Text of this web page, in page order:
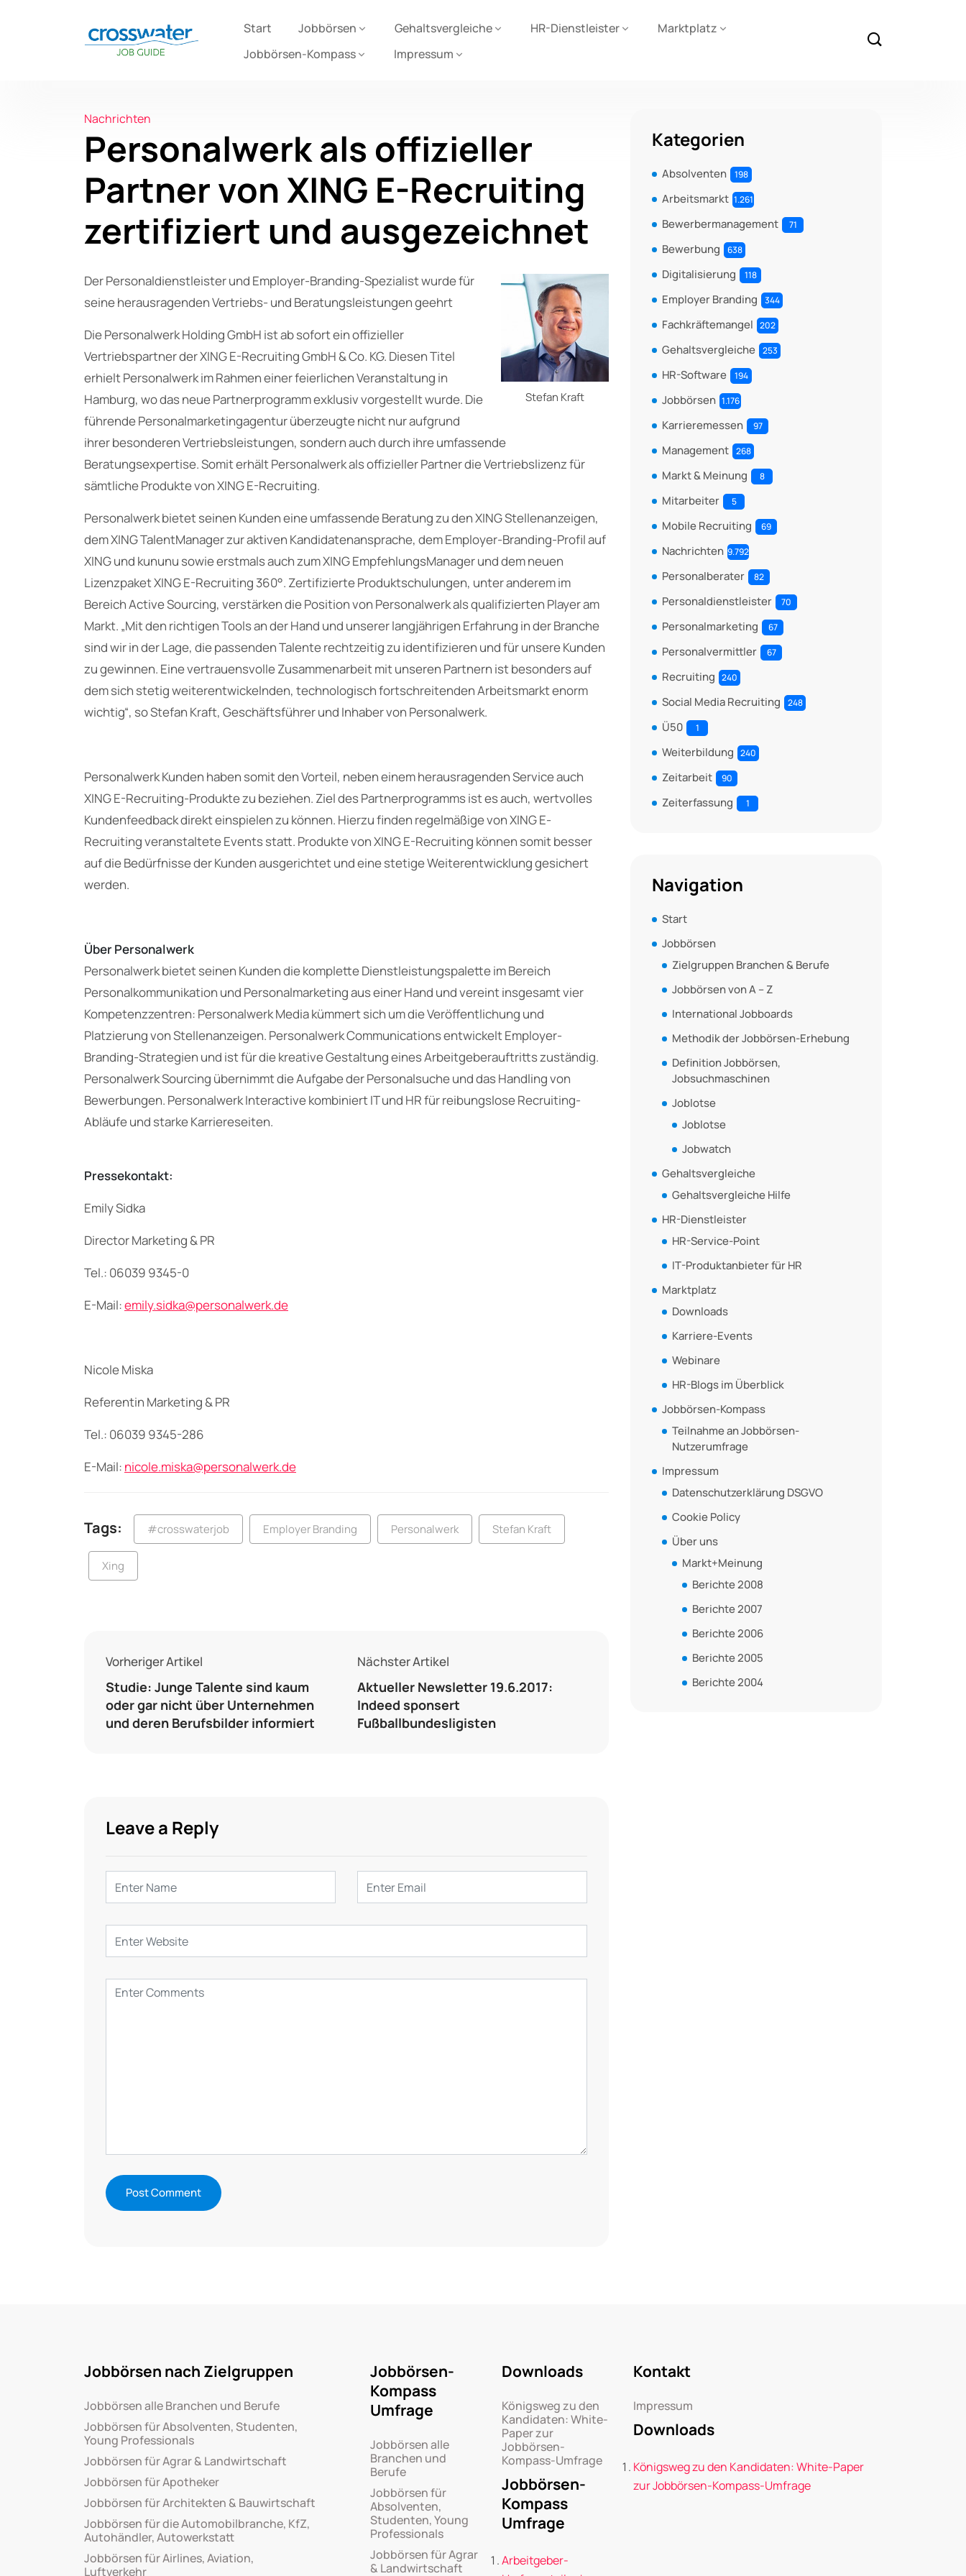
Start Jobbörsen Gehaltsvergleiche HR-Dienstleister
Marktplatz
Jobbörsen-Kompass
Impressum
Nachrichten
Personalwerk als offizieller
Partner von XING E-Recruiting
zertifiziert und ausgezeichnet
Stefan Kraft
Der Personaldienstleister und Employer-Branding-Spezialist wurde für
seine herausragenden Vertriebs- und Beratungsleistungen geehrt
Die Personalwerk Holding GmbH ist ab sofort ein offizieller
Vertriebspartner der XING E-Recruiting GmbH & Co. KG. Diesen Titel
erhielt Personalwerk im Rahmen einer feierlichen Veranstaltung in
Hamburg, wo das neue Partnerprogramm exklusiv vorgestellt wurde. Die
führende Personalmarketingagentur überzeugte nicht nur aufgrund
ihrer besonderen Vertriebsleistungen, sondern auch durch ihre umfassende
Beratungsexpertise. Somit erhält Personalwerk als offizieller Partner die Vertriebslizenz für
sämtliche Produkte von XING E-Recruiting.
Personalwerk bietet seinen Kunden eine umfassende Beratung zu den XING Stellenanzeigen,
dem XING TalentManager zur aktiven Kandidatenansprache, dem Employer-Branding-Profil auf
XING und kununu sowie erstmals auch zum XING EmpfehlungsManager und dem neuen
Lizenzpaket XING E-Recruiting 360°. Zertifizierte Produktschulungen, unter anderem im
Bereich Active Sourcing, verstärken die Position von Personalwerk als qualifizierten Player am
Markt. „Mit den richtigen Tools an der Hand und unserer langjährigen Erfahrung in der Branche
sind wir in der Lage, die passenden Talente rechtzeitig zu identifizieren und für unsere Kunden
zu gewinnen. Eine vertrauensvolle Zusammenarbeit mit unseren Partnern ist besonders auf
dem sich stetig weiterentwickelnden, technologisch fortschreitenden Arbeitsmarkt enorm
wichtig“, so Stefan Kraft, Geschäftsführer und Inhaber von Personalwerk.
Personalwerk Kunden haben somit den Vorteil, neben einem herausragenden Service auch
XING E-Recruiting-Produkte zu beziehen. Ziel des Partnerprogramms ist es auch, wertvolles
Kundenfeedback direkt einspielen zu können. Hierzu finden regelmäßige von XING E-
Recruiting veranstaltete Events statt. Produkte von XING E-Recruiting können somit besser
auf die Bedürfnisse der Kunden ausgerichtet und eine stetige Weiterentwicklung gesichert
werden.
Über Personalwerk
Personalwerk bietet seinen Kunden die komplette Dienstleistungspalette im Bereich
Personalkommunikation und Personalmarketing aus einer Hand und vereint insgesamt vier
Kompetenzzentren: Personalwerk Media kümmert sich um die Veröffentlichung und
Platzierung von Stellenanzeigen. Personalwerk Communications entwickelt Employer-
Branding-Strategien und ist für die kreative Gestaltung eines Arbeitgeberauftritts zuständig.
Personalwerk Sourcing übernimmt die Aufgabe der Personalsuche und das Handling von
Bewerbungen. Personalwerk Interactive kombiniert IT und HR für reibungslose Recruiting-
Abläufe und starke Karriereseiten.
Pressekontakt:
Emily Sidka
Director Marketing & PR
Tel.: 06039 9345-0
E-Mail:emily.sidka@personalwerk.de
Nicole Miska
Referentin Marketing & PR
Tel.: 06039 9345-286
E-Mail: nicole.miska@personalwerk.de
Tags: #crosswaterjob Employer Branding Personalwerk Stefan Kraft
Xing
Vorheriger Artikel
Studie: Junge Talente sind kaum
oder gar nicht über Unternehmen
und deren Berufsbilder informiert
Nächster Artikel
Aktueller Newsletter 19.6.2017:
Indeed sponsert
Fußballbundesligisten
Leave a Reply
Kategorien
Absolventen 198
Arbeitsmarkt 1.261
Bewerbermanagement 71
Bewerbung 638
Digitalisierung 118
Employer Branding 344
Fachkräftemangel 202
Gehaltsvergleiche 253
HR-Software 194
Jobbörsen 1.176
Karrieremessen 97
Management 268
Markt & Meinung 8
Mitarbeiter 5
Mobile Recruiting 69
Nachrichten 9.792
Personalberater 82
Personaldienstleister 70
Personalmarketing 67
Personalvermittler 67
Recruiting 240
Social Media Recruiting 248
Ü50 1
Weiterbildung 240
Zeitarbeit 90
Zeiterfassung 1
Navigation
Start
Jobbörsen
Zielgruppen Branchen & Berufe
Jobbörsen von A – Z
International Jobboards
Methodik der Jobbörsen-Erhebung
Definition Jobbörsen,
Jobsuchmaschinen
Joblotse
Joblotse
Jobwatch
Gehaltsvergleiche
Gehaltsvergleiche Hilfe
HR-Dienstleister
HR-Service-Point
IT-Produktanbieter für HR
Marktplatz
Downloads
Karriere-Events
Webinare
HR-Blogs im Überblick
Jobbörsen-Kompass
Teilnahme an Jobbörsen-
Nutzerumfrage
Impressum
Datenschutzerklärung DSGVO
Cookie Policy
Über uns
Markt+Meinung
Berichte 2008
Berichte 2007
Berichte 2006
Berichte 2005
Berichte 2004
Jobbörsen nach Zielgruppen
Jobbörsen alle Branchen und Berufe
Jobbörsen für Absolventen, Studenten,
Young Professionals
Jobbörsen für Agrar & Landwirtschaft
Jobbörsen für Apotheker
Jobbörsen für Architekten & Bauwirtschaft
Jobbörsen für die Automobilbranche, KfZ,
Autohändler, Autowerkstatt
Jobbörsen für Airlines, Aviation,
Luftverkehr
Jobbörsen-
Kompass
Umfrage
Jobbörsen alle
Branchen und
Berufe
Jobbörsen für
Absolventen,
Studenten, Young
Professionals
Jobbörsen für Agrar
& Landwirtschaft
Downloads
Königsweg zu den
Kandidaten: White-
Paper zur
Jobbörsen-
Kompass-Umfrage
Jobbörsen-
Kompass
Umfrage
Arbeitgeber-
Kontakt
Impressum
Downloads
Königsweg zu den Kandidaten: White-Paper
zur Jobbörsen-Kompass-Umfrage